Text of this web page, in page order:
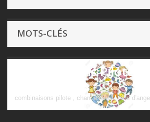
MOTS-CLÉS
Combinaisons Pilote/
Chanceliéres
combinaisons pilote , chanceliéres , nids d'ange